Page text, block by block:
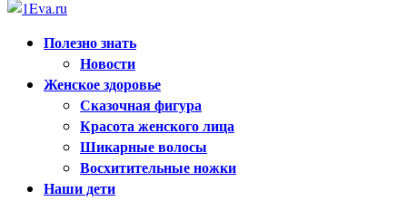
Полезно знать
Новости
Женское здоровье
Сказочная фигура
Красота женского лица
Шикарные волосы
Восхитительные ножки
Наши дети